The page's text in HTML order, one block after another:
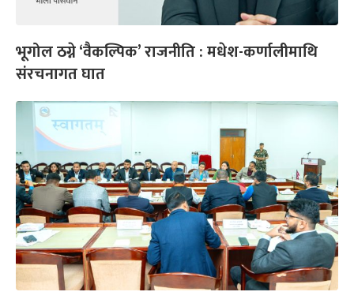
भूगोल ठग्ने ‘वैकल्पिक’ राजनीति : मधेश-कर्णालीमाथि
संरचनागत घात